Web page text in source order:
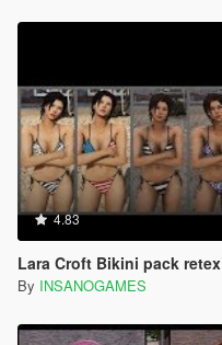
4.83
Lara Croft Bikini pack retex
By INSANOGAMES